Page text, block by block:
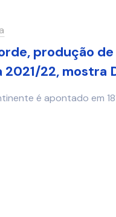
produção
22, mostra
é apontado em